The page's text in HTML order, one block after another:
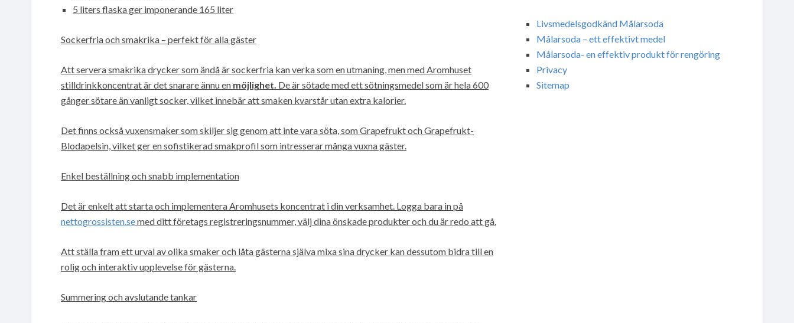
5 liters flaska ger imponerande 165 liter
Sockerfria och smakrika – perfekt för alla gäster
Att servera smakrika drycker som ändå är sockerfria kan verka som en utmaning, men med Aromhuset
stilldrinkkoncentrat är det snarare ännu en möjlighet. De är sötade med ett sötningsmedel som är hela 600
gånger sötare än vanligt socker, vilket innebär att smaken kvarstår utan extra kalorier.
Det finns också vuxensmaker som skiljer sig genom att inte vara söta, som Grapefrukt och Grapefrukt-
Blodapelsin, vilket ger en sofistikerad smakprofil som intresserar många vuxna gäster.
Enkel beställning och snabb implementation
Det är enkelt att starta och implementera Aromhusets koncentrat i din verksamhet. Logga bara in på
nettogrossisten.semed ditt företags registreringsnummer, välj dina önskade produkter och du är redo att gå.
Att ställa fram ett urval av olika smaker och låta gästerna själva mixa sina drycker kan dessutom bidra till en
rolig och interaktiv upplevelse för gästerna.
Summering och avslutande tankar
Livsmedelsgodkänd Målarsoda
Målarsoda – ett effektivt medel
Målarsoda- en effektiv produkt för rengöring
Privacy
Sitemap